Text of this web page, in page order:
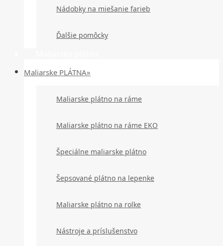
Nádobky na miešanie farieb
Ďalšie pomôcky
Maliarske PLÁTNA»
Maliarske plátno na ráme
Maliarske plátno na ráme EKO
Špeciálne maliarske plátno
Šepsované plátno na lepenke
Maliarske plátno na rolke
Nástroje a príslušenstvo